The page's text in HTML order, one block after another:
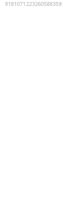
9181071223260588359: